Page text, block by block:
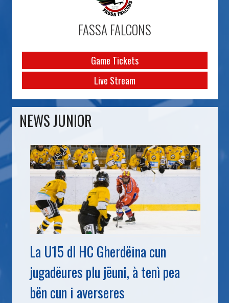
FASSA FALCONS
Game Tickets
Live Stream
NEWS JUNIOR
La U15 dl HC Gherdëina cun
jugadëures plu jëuni, à tenì pea
bën cun i averseres